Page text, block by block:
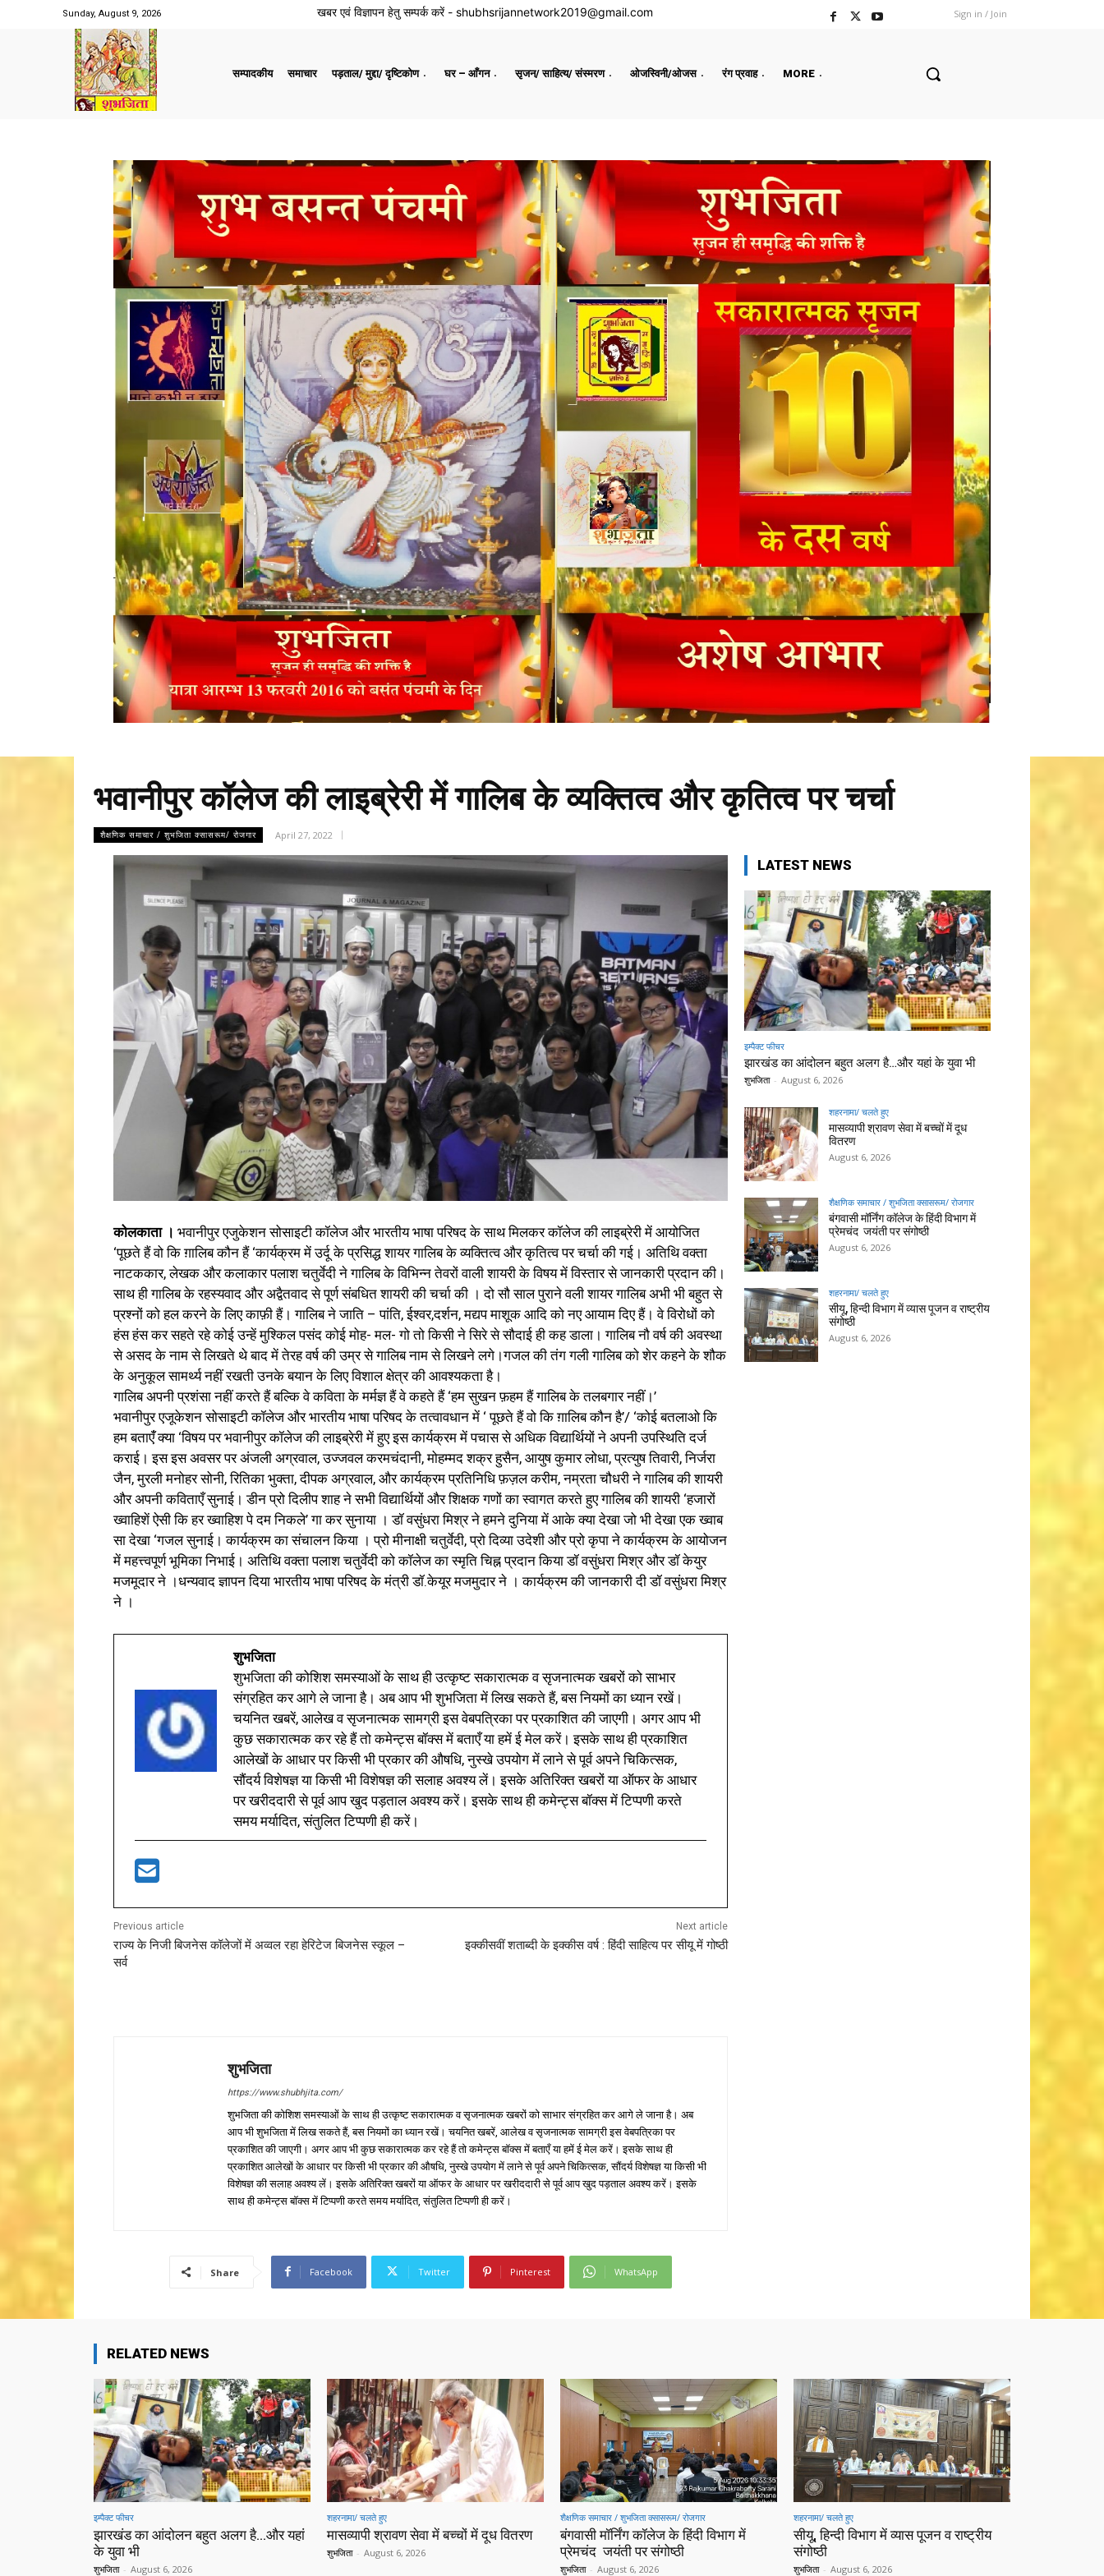
Sunday, August 9, 2026 खबर एवं विज्ञापन हेतु सम्पर्क करें - shubhsrijannetwork2019@gmail.com Sign in / Join
सम्पादकीय समाचार पड़ताल/ मुद्दा/ दृष्टिकोण घर – आँगन सृजन/ साहित्य/ संस्मरण ओजस्विनी/ओजस रंग प्रवाह MORE
भवानीपुर कॉलेज की लाइब्रेरी में गालिब के व्यक्तित्व और कृतित्व पर चर्चा
शैक्षणिक समाचार / शुभजिता क्सासरूम/ रोजगार April 27, 2022
कोलकाता । भवानीपुर एजुकेशन सोसाइटी कॉलेज और भारतीय भाषा परिषद के साथ मिलकर कॉलेज की लाइब्रेरी में आयोजित
‘पूछते हैं वो कि ग़ालिब कौन हैं ‘कार्यक्रम में उर्दू के प्रसिद्ध शायर गालिब के व्यक्तित्व और कृतित्व पर चर्चा की गई। अतिथि वक्ता
नाटककार, लेखक और कलाकार पलाश चतुर्वेदी ने गालिब के विभिन्न तेवरों वाली शायरी के विषय में विस्तार से जानकारी प्रदान की।
साथ ही गालिब के रहस्यवाद और अद्वैतवाद से पूर्ण संबधित शायरी की चर्चा की । दो सौ साल पुराने वली शायर गालिब अभी भी बहुत से
प्रश्नों को हल करने के लिए काफ़ी हैं। गालिब ने जाति – पांति, ईश्वर,दर्शन, मद्यप माशूक आदि को नए आयाम दिए हैं। वे विरोधों को
हंस हंस कर सहते रहे कोई उन्हें मुश्किल पसंद कोई मोह- मल- गो तो किसी ने सिरे से सौदाई ही कह डाला। गालिब नौ वर्ष की अवस्था
से असद के नाम से लिखते थे बाद में तेरह वर्ष की उम्र से गालिब नाम से लिखने लगे।गजल की तंग गली गालिब को शेर कहने के शौक
के अनुकूल सामर्थ्य नहीं रखती उनके बयान के लिए विशाल क्षेत्र की आवश्यकता है।
गालिब अपनी प्रशंसा नहीं करते हैं बल्कि वे कविता के मर्मज्ञ हैं वे कहते हैं ‘हम सुखन फ़हम हैं गालिब के तलबगार नहीं।’
भवानीपुर एजूकेशन सोसाइटी कॉलेज और भारतीय भाषा परिषद के तत्वावधान में ‘ पूछते हैं वो कि ग़ालिब कौन है’/ ‘कोई बतलाओ कि
हम बताएंँ क्या ‘विषय पर भवानीपुर कॉलेज की लाइब्रेरी में हुए इस कार्यक्रम में पचास से अधिक विद्यार्थियों ने अपनी उपस्थिति दर्ज
कराई। इस इस अवसर पर अंजली अग्रवाल, उज्जवल करमचंदानी, मोहम्मद शक्र हुसैन, आयुष कुमार लोधा, प्रत्युष तिवारी, निर्जरा
जैन, मुरली मनोहर सोनी, रितिका भुक्ता, दीपक अग्रवाल, और कार्यक्रम प्रतिनिधि फ़ज़ल करीम, नम्रता चौधरी ने गालिब की शायरी
और अपनी कविताएँ सुनाई। डीन प्रो दिलीप शाह ने सभी विद्यार्थियों और शिक्षक गणों का स्वागत करते हुए गालिब की शायरी ‘हजारों
ख्वाहिशें ऐसी कि हर ख्वाहिश पे दम निकले’ गा कर सुनाया । डॉ वसुंधरा मिश्र ने हमने दुनिया में आके क्या देखा जो भी देखा एक ख्वाब
सा देखा ‘गजल सुनाई। कार्यक्रम का संचालन किया । प्रो मीनाक्षी चतुर्वेदी, प्रो दिव्या उदेशी और प्रो कृपा ने कार्यक्रम के आयोजन
में महत्त्वपूर्ण भूमिका निभाई। अतिथि वक्ता पलाश चतुर्वेदी को कॉलेज का स्मृति चिह्न प्रदान किया डॉ वसुंधरा मिश्र और डॉ केयुर
मजमूदार ने ।धन्यवाद ज्ञापन दिया भारतीय भाषा परिषद के मंत्री डॉ.केयूर मजमुदार ने । कार्यक्रम की जानकारी दी डॉ वसुंधरा मिश्र
ने ।
शुभजिता
शुभजिता की कोशिश समस्याओं के साथ ही उत्कृष्ट सकारात्मक व सृजनात्मक खबरों को साभार
संग्रहित कर आगे ले जाना है। अब आप भी शुभजिता में लिख सकते हैं, बस नियमों का ध्यान रखें।
चयनित खबरें, आलेख व सृजनात्मक सामग्री इस वेबपत्रिका पर प्रकाशित की जाएगी। अगर आप भी
कुछ सकारात्मक कर रहे हैं तो कमेन्ट्स बॉक्स में बताएँ या हमें ई मेल करें। इसके साथ ही प्रकाशित
आलेखों के आधार पर किसी भी प्रकार की औषधि, नुस्खे उपयोग में लाने से पूर्व अपने चिकित्सक,
सौंदर्य विशेषज्ञ या किसी भी विशेषज्ञ की सलाह अवश्य लें। इसके अतिरिक्त खबरों या ऑफर के आधार
पर खरीददारी से पूर्व आप खुद पड़ताल अवश्य करें। इसके साथ ही कमेन्ट्स बॉक्स में टिप्पणी करते
समय मर्यादित, संतुलित टिप्पणी ही करें।
Previous article
राज्य के निजी बिजनेस कॉलेजों में अव्वल रहा हेरिटेज बिजनेस स्कूल –
सर्व
Next article
इक्कीसवीं शताब्दी के इक्कीस वर्ष : हिंदी साहित्य पर सीयू में गोष्ठी
शुभजिता
https://www.shubhjita.com/
शुभजिता की कोशिश समस्याओं के साथ ही उत्कृष्ट सकारात्मक व सृजनात्मक खबरों को साभार संग्रहित कर आगे ले जाना है। अब
आप भी शुभजिता में लिख सकते हैं, बस नियमों का ध्यान रखें। चयनित खबरें, आलेख व सृजनात्मक सामग्री इस वेबपत्रिका पर
प्रकाशित की जाएगी। अगर आप भी कुछ सकारात्मक कर रहे हैं तो कमेन्ट्स बॉक्स में बताएँ या हमें ई मेल करें। इसके साथ ही
प्रकाशित आलेखों के आधार पर किसी भी प्रकार की औषधि, नुस्खे उपयोग में लाने से पूर्व अपने चिकित्सक, सौंदर्य विशेषज्ञ या किसी भी
विशेषज्ञ की सलाह अवश्य लें। इसके अतिरिक्त खबरों या ऑफर के आधार पर खरीददारी से पूर्व आप खुद पड़ताल अवश्य करें। इसके
साथ ही कमेन्ट्स बॉक्स में टिप्पणी करते समय मर्यादित, संतुलित टिप्पणी ही करें।
Share Facebook Twitter Pinterest WhatsApp
LATEST NEWS
इम्पैक्ट फीचर
झारखंड का आंदोलन बहुत अलग है…और यहां के युवा भी
शुभजिता - August 6, 2026
शहरनामा/ चलते हुए
मासव्यापी श्रावण सेवा में बच्चों में दूध
वितरण
August 6, 2026
शैक्षणिक समाचार / शुभजिता क्सासरूम/ रोजगार
बंगवासी मॉर्निंग कॉलेज के हिंदी विभाग में
प्रेमचंद जयंती पर संगोष्ठी
August 6, 2026
शहरनामा/ चलते हुए
सीयू, हिन्दी विभाग में व्यास पूजन व राष्ट्रीय
संगोष्ठी
August 6, 2026
RELATED NEWS
इम्पैक्ट फीचर
झारखंड का आंदोलन बहुत अलग है…और यहां
के युवा भी
शुभजिता - August 6, 2026
शहरनामा/ चलते हुए
मासव्यापी श्रावण सेवा में बच्चों में दूध वितरण
शुभजिता - August 6, 2026
शैक्षणिक समाचार / शुभजिता क्सासरूम/ रोजगार
बंगवासी मॉर्निंग कॉलेज के हिंदी विभाग में
प्रेमचंद जयंती पर संगोष्ठी
शुभजिता - August 6, 2026
शहरनामा/ चलते हुए
सीयू, हिन्दी विभाग में व्यास पूजन व राष्ट्रीय
संगोष्ठी
शुभजिता - August 6, 2026